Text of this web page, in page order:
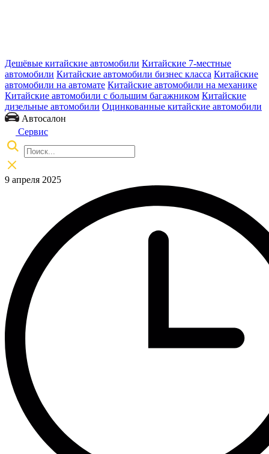
Дешёвые китайские автомобили Китайские 7-местные
автомобили Китайские автомобили бизнес класса Китайские
автомобили на автомате Китайские автомобили на механике
Китайские автомобили с большим багажником Китайские
дизельные автомобили Оцинкованные китайские автомобили
Автосалон
Сервис
9 апреля 2025